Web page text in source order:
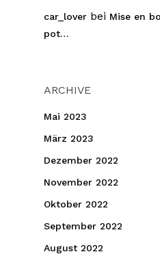
car_lover bei Mise en
pot…
ARCHIVE
Mai 2023
März 2023
Dezember 2022
November 2022
Oktober 2022
September 2022
August 2022